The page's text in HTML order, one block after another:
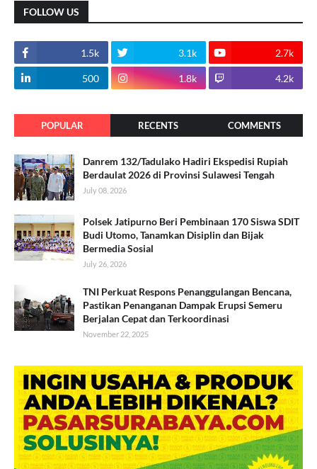
FOLLOW US
1.5k 3.1k 2.7k
500 1.8k 4.2k
POPULAR RECENTS COMMENTS
Danrem 132/Tadulako Hadiri Ekspedisi Rupiah
Berdaulat 2026 di Provinsi Sulawesi Tengah
July 08, 2026
Polsek Jatipurno Beri Pembinaan 170 Siswa SDIT
Budi Utomo, Tanamkan Disiplin dan Bijak
Bermedia Sosial
July 26, 2026
TNI Perkuat Respons Penanggulangan Bencana,
Pastikan Penanganan Dampak Erupsi Semeru
Berjalan Cepat dan Terkoordinasi
November 22, 2025